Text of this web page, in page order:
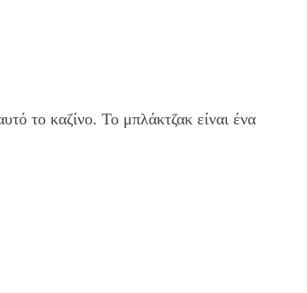
το καζίνο. Το μπλάκτζακ είναι ένα